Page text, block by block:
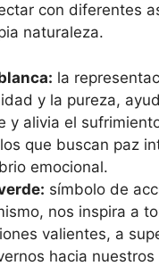
con diferentes
naturaleza.
la
y la pureza,
y alivia el
que buscan paz
emocional.
símbolo de
nos inspira a
valientes, a
hacia